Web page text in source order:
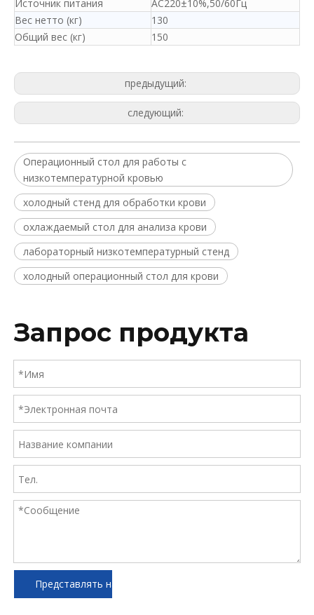
Источник питания
AC220±10%,50/60Гц
Вес нетто (кг)
130
Общий вес (кг)
150
предыдущий:
следующий:
Операционный стол для работы с
низкотемпературной кровью
холодный стенд для обработки крови
охлаждаемый стол для анализа крови
лабораторный низкотемпературный стенд
холодный операционный стол для крови
Запрос продукта
Представлять на рассмотрение